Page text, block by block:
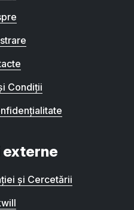
Condiții
externe
și Cercetării